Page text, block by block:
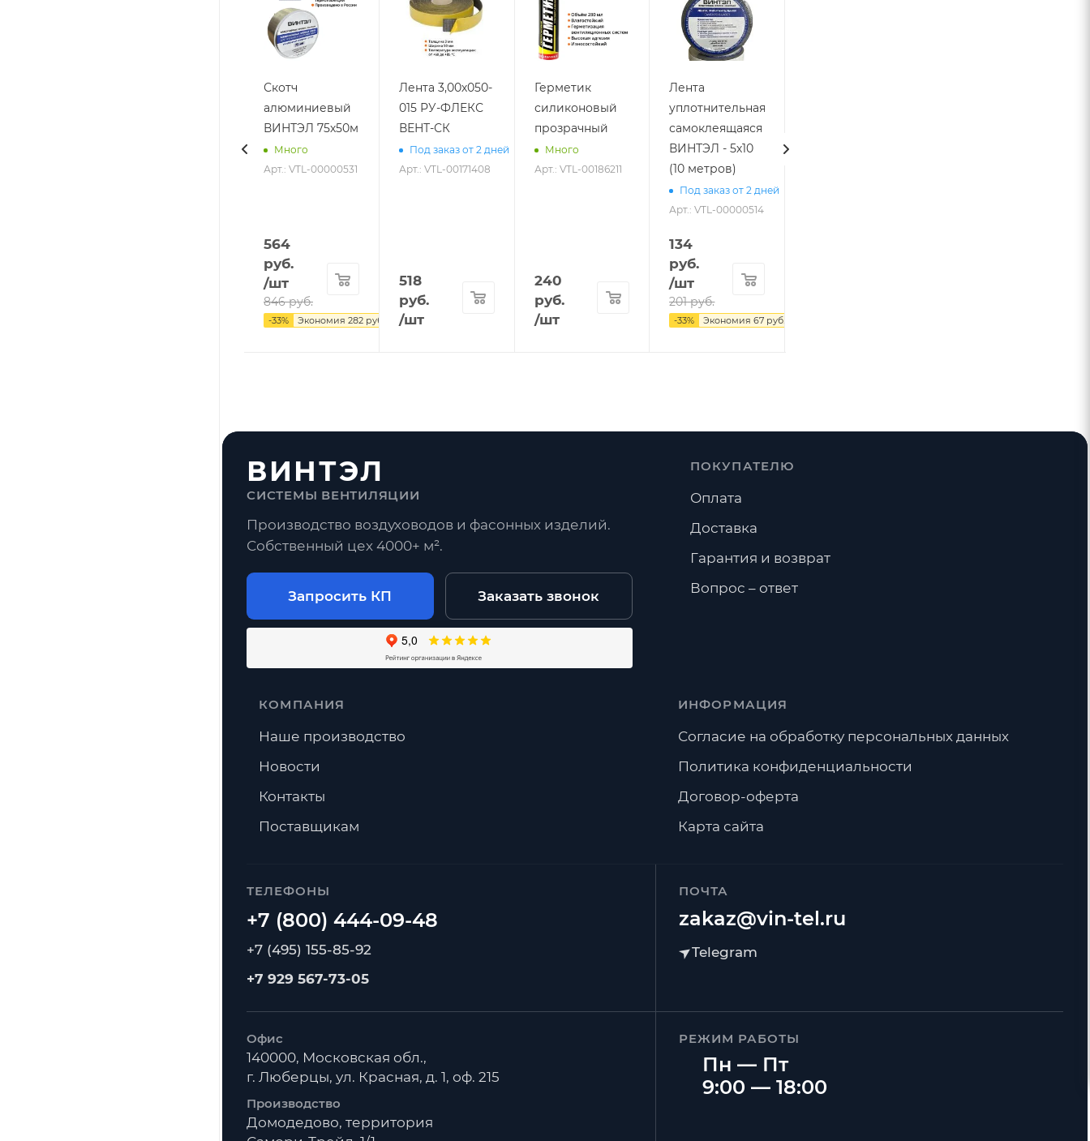
Скотч
алюминиевый
ВИНТЭЛ 75х50м
Много
Арт.: VTL-00000531
564
руб.
/шт
846руб.
-33% Экономия 282 руб.
Лента 3,00х050-
015 РУ-ФЛЕКС
ВЕНТ-СК
Под заказ от 2 дней
Арт.: VTL-00171408
518
руб.
/шт
Герметик
силиконовый
прозрачный
Много
Арт.: VTL-00186211
240
руб.
/шт
Лента
уплотнительная
самоклеящаяся
ВИНТЭЛ - 5х10
(10 метров)
Под заказ от 2 дней
Арт.: VTL-00000514
134
руб.
/шт
201руб.
-33% Экономия 67 руб.
ВИНТЭЛ
СИСТЕМЫ ВЕНТИЛЯЦИИ
Производство воздуховодов и фасонных изделий.
Собственный цех 4000+ м².
Запросить КП Заказать звонок
ТЕЛЕФОНЫ
+7 (495) 155-85-92
+7 929 567-73-05
ПОЧТА
zakaz@vin-tel.ru
Офис
140000, Московская обл.,
г. Люберцы, ул. Красная, д. 1, оф. 215
Производство
Домодедово, территория
РЕЖИМ РАБОТЫ
Пн — Пт
9:00 — 18:00
ПОКУПАТЕЛЮ
Оплата
Доставка
Гарантия и возврат
Вопрос – ответ
КОМПАНИЯ
Наше производство
Новости
Контакты
Поставщикам
ИНФОРМАЦИЯ
Согласие на обработку персональных данных
Политика конфиденциальности
Договор-оферта
Карта сайта